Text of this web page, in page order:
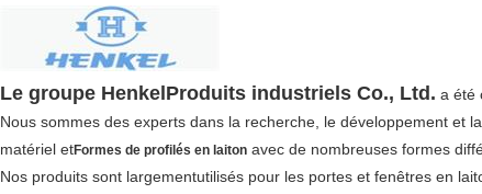
Le groupe Henkel Produits industriels Co., Ltd. a été
Nous sommes des experts dans la recherche, le développement et
matériel etFormes de profilés en laiton avec de nombreuses formes
Nos produits sont largementutilisés pour les portes et fenêtres en